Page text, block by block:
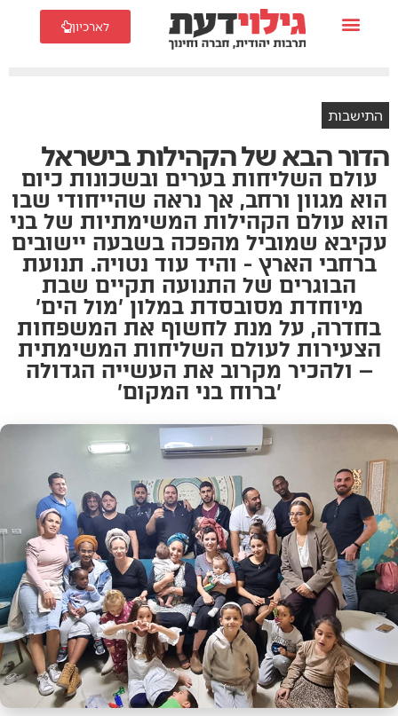
לארכיון
התישבות
הדור הבא של הקהילות בישראל
עולם השליחות בערים ובשכונות כיום
הוא מגוון ורחב, אך נראה שהייחודי שבו
הוא עולם הקהילות המשימתיות של בני
עקיבא שמוביל מהפכה בשבעה יישובים
ברחבי הארץ - והיד עוד נטויה. תנועת
הבוגרים של התנועה תקיים שבת
מיוחדת מסובסדת במלון 'מול הים'
בחדרה, על מנת לחשוף את המשפחות
הצעירות לעולם השליחות המשימתית
– ולהכיר מקרוב את העשייה הגדולה
'ברוח בני המקום'